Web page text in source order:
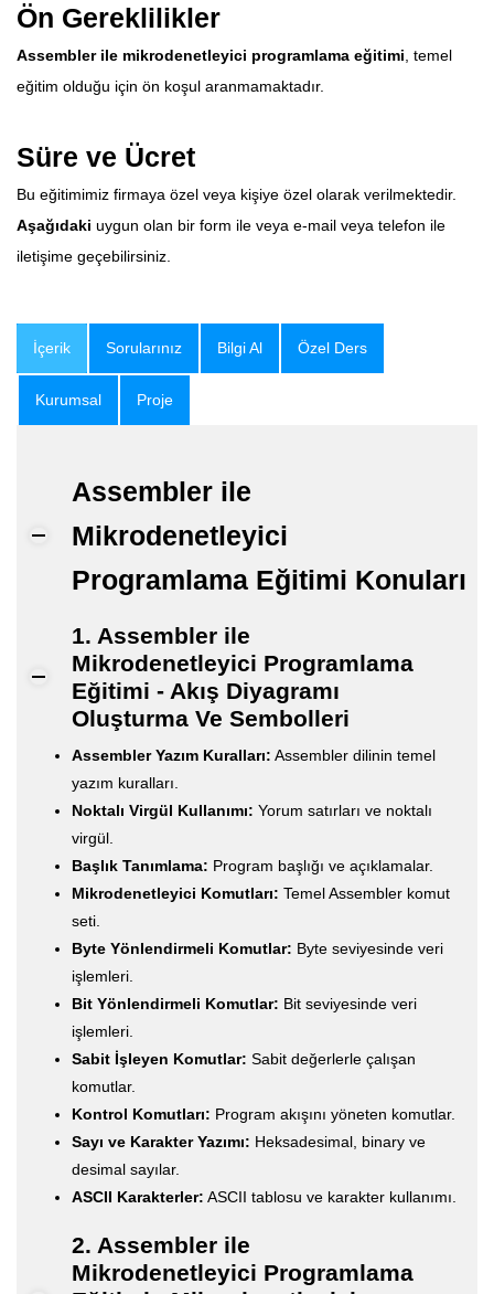
Ön Gereklilikler
Assembler ile mikrodenetleyici programlama eğitimi , temel
eğitim olduğu için ön koşul aranmamaktadır.
Süre ve Ücret
Bu eğitimimiz firmaya özel veya kişiye özel olarak verilmektedir.
Aşağıdaki uygun olan bir form ile veya e-mail veya telefon ile
iletişime geçebilirsiniz.
İçerik Sorularınız Bilgi Al Özel Ders
Kurumsal Proje
Assembler ile
Mikrodenetleyici
Programlama Eğitimi Konuları
1. Assembler ile
Mikrodenetleyici Programlama
Eğitimi - Akış Diyagramı
Oluşturma Ve Sembolleri
Assembler Yazım Kuralları: Assembler dilinin temel
yazım kuralları.
Noktalı Virgül Kullanımı: Yorum satırları ve noktalı
virgül.
Başlık Tanımlama: Program başlığı ve açıklamalar.
Mikrodenetleyici Komutları: Temel Assembler komut
seti.
Byte Yönlendirmeli Komutlar: Byte seviyesinde veri
işlemleri.
Bit Yönlendirmeli Komutlar: Bit seviyesinde veri
işlemleri.
Sabit İşleyen Komutlar: Sabit değerlerle çalışan
komutlar.
Kontrol Komutları: Program akışını yöneten komutlar.
Sayı ve Karakter Yazımı: Heksadesimal, binary ve
desimal sayılar.
ASCII Karakterler: ASCII tablosu ve karakter kullanımı.
2. Assembler ile
Mikrodenetleyici Programlama